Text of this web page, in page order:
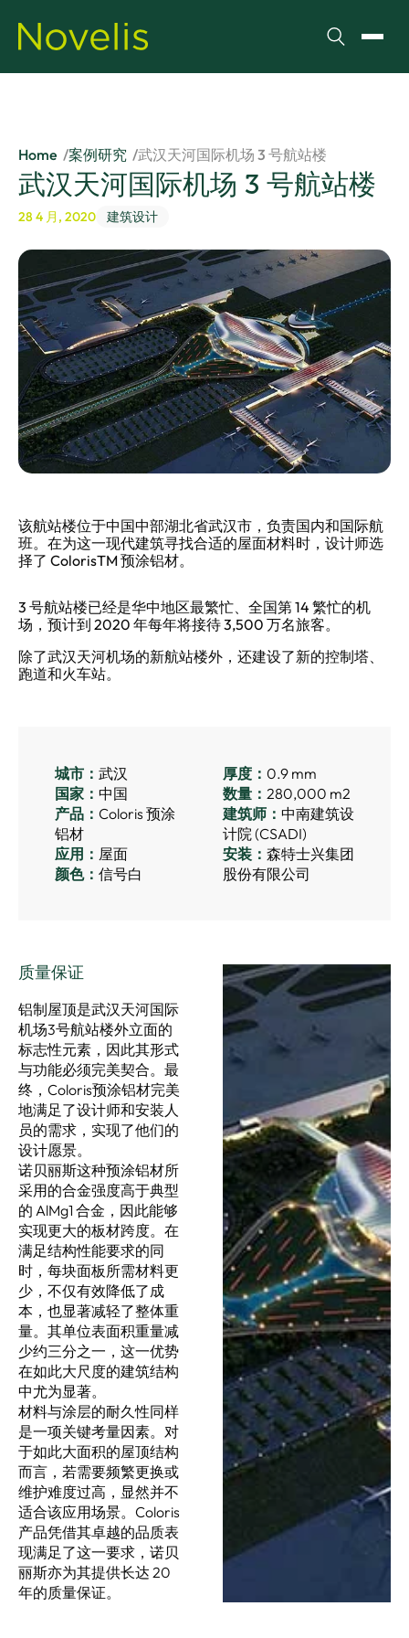
搜索 切换
Home 案例研究 武汉天河国际机场 3 号航站楼
武汉天河国际机场 3 号航站楼
28 4 月, 2020 建筑设计
该航站楼位于中国中部湖北省武汉市，负责国内和国际航
班。在为这一现代建筑寻找合适的屋面材料时，设计师选
择了 ColorisTM 预涂铝材。
3 号航站楼已经是华中地区最繁忙、全国第 14 繁忙的机
场，预计到 2020 年每年将接待 3,500 万名旅客。
除了武汉天河机场的新航站楼外，还建设了新的控制塔、
跑道和火车站。
城市： 武汉
国家： 中国
产品： Coloris 预涂
铝材
应用： 屋面
颜色： 信号白
厚度： 0.9 mm
数量： 280,000 m2
建筑师： 中南建筑设
计院 (CSADI)
安装： 森特士兴集团
股份有限公司
质量保证
铝制屋顶是武汉天河国际
机场3号航站楼外立面的
标志性元素，因此其形式
与功能必须完美契合。最
终，Coloris预涂铝材完美
地满足了设计师和安装人
员的需求，实现了他们的
设计愿景。
诺贝丽斯这种预涂铝材所
采用的合金强度高于典型
的 AlMg1 合金，因此能够
实现更大的板材跨度。在
满足结构性能要求的同
时，每块面板所需材料更
少，不仅有效降低了成
本，也显著减轻了整体重
量。其单位表面积重量减
少约三分之一，这一优势
在如此大尺度的建筑结构
中尤为显著。
材料与涂层的耐久性同样
是一项关键考量因素。对
于如此大面积的屋顶结构
而言，若需要频繁更换或
维护难度过高，显然并不
适合该应用场景。Coloris
产品凭借其卓越的品质表
现满足了这一要求，诺贝
丽斯亦为其提供长达 20
年的质量保证。